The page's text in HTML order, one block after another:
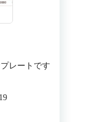
レートです